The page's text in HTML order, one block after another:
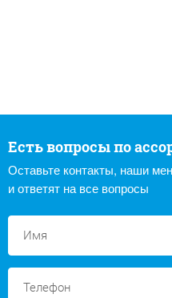
Есть вопросы по
Оставьте контакты, наши
и ответят на все вопросы